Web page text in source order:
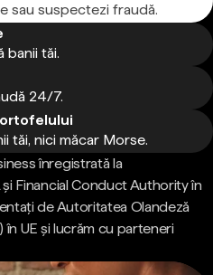
sau suspectezi fraudă.
banii tăi.
24/7.
tăi, nici măcar Morse.
înregistrată la
Financial Conduct Authority în
de Autoritatea Olandeză
UE și lucrăm cu parteneri